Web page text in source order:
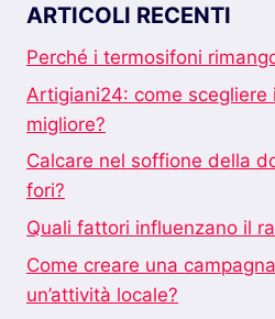
ARTICOLI RECENTI
Perché i termosifoni
Artigiani24: come scegliere
migliore?
Calcare nel soffione della
fori?
Quali fattori influenzano il
Come creare una
un’attività locale?